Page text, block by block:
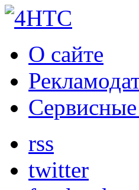
О сайте
rss
twitter